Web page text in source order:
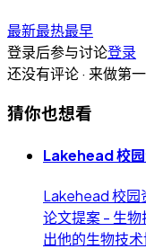
最新最热最早
登录后参与讨论登录
还没有评论 · 来做第
猜你也想看
Lakehead 校
Lakehead 校
论文提案 - 生物
出他的生物技